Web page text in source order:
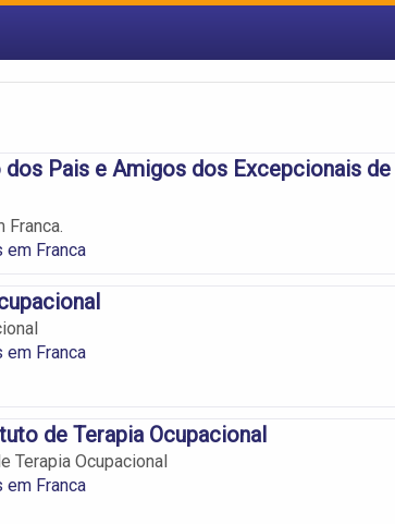
Pais e Amigos dos Excepcionais de
Franca.
em Franca
em Franca
de Terapia Ocupacional
Terapia Ocupacional
em Franca